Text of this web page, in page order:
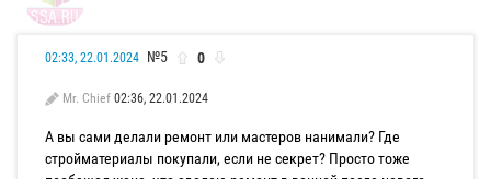
02:33, 22.01.2024 №5 0
Mr. Chief 02:36, 22.01.2024
А вы сами делали ремонт или мастеров нанимали? Где
стройматериалы покупали, если не секрет? Просто тоже